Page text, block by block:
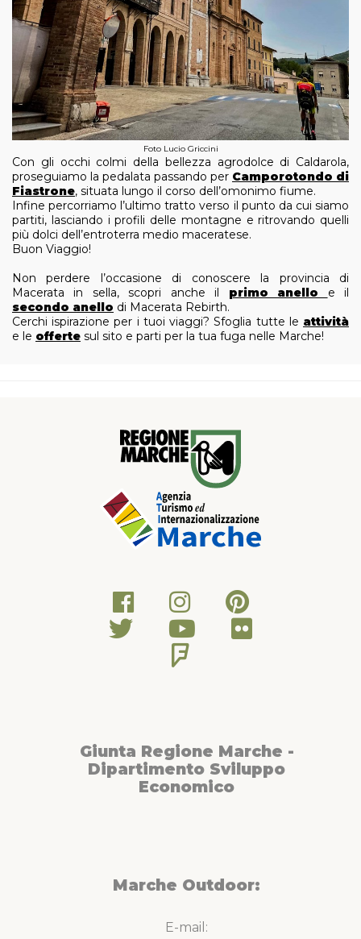
Foto Lucio Griccini
Con gli occhi colmi della bellezza agrodolce di Caldarola,
proseguiamo la pedalata passando per Camporotondo di
Fiastrone, situata lungo il corso dell’omonimo fiume.
Infine percorriamo l’ultimo tratto verso il punto da cui siamo
partiti, lasciando i profili delle montagne e ritrovando quelli
più dolci dell’entroterra medio maceratese.
Buon Viaggio!
Non perdere l’occasione di conoscere la provincia di
Macerata in sella, scopri anche il primo anello e il
secondo anello di Macerata Rebirth.
Cerchi ispirazione per i tuoi viaggi? Sfoglia tutte le attività
e le offerte sul sito e parti per la tua fuga nelle Marche!
Giunta Regione Marche -
Dipartimento Sviluppo
Economico
Marche Outdoor:
E-mail: